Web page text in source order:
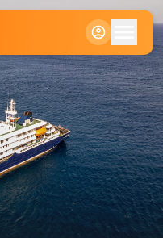
Klein
Standaard